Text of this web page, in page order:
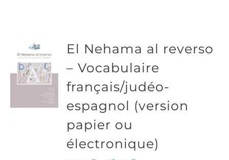
El Nehama al reverso
– Vocabulaire
français/judéo-
espagnol (version
papier ou
électronique)